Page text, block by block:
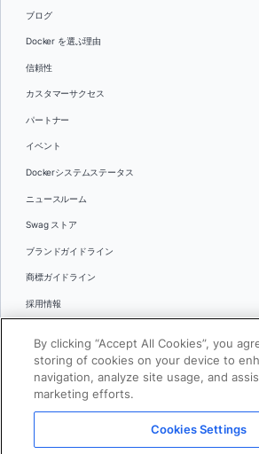
ブログ
Docker を選ぶ理由
信頼性
カスタマーサクセス
パートナー
イベント
Dockerシステムステータス
ニュースルーム
Swag ストア
ブランドガイドライン
商標ガイドライン
採用情報
言語
日本語
By clicking “Accept All Cookies”, you
storing of cookies on your device to
navigation, analyze site usage, and
marketing efforts.
Cookies Settings